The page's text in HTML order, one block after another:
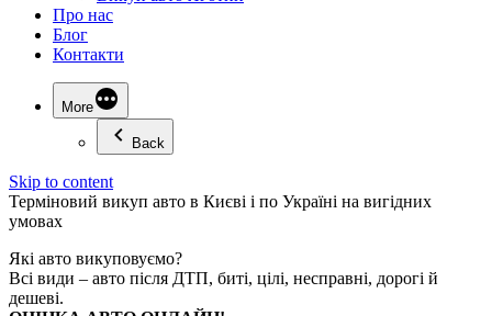
Про нас
Блог
Контакти
More
Back
Skip to content
Терміновий викуп авто в Києві і по Україні на вигідних
умовах
Які авто викуповуємо?
Всі види – авто після ДТП, биті, цілі, несправні, дорогі й
дешеві.